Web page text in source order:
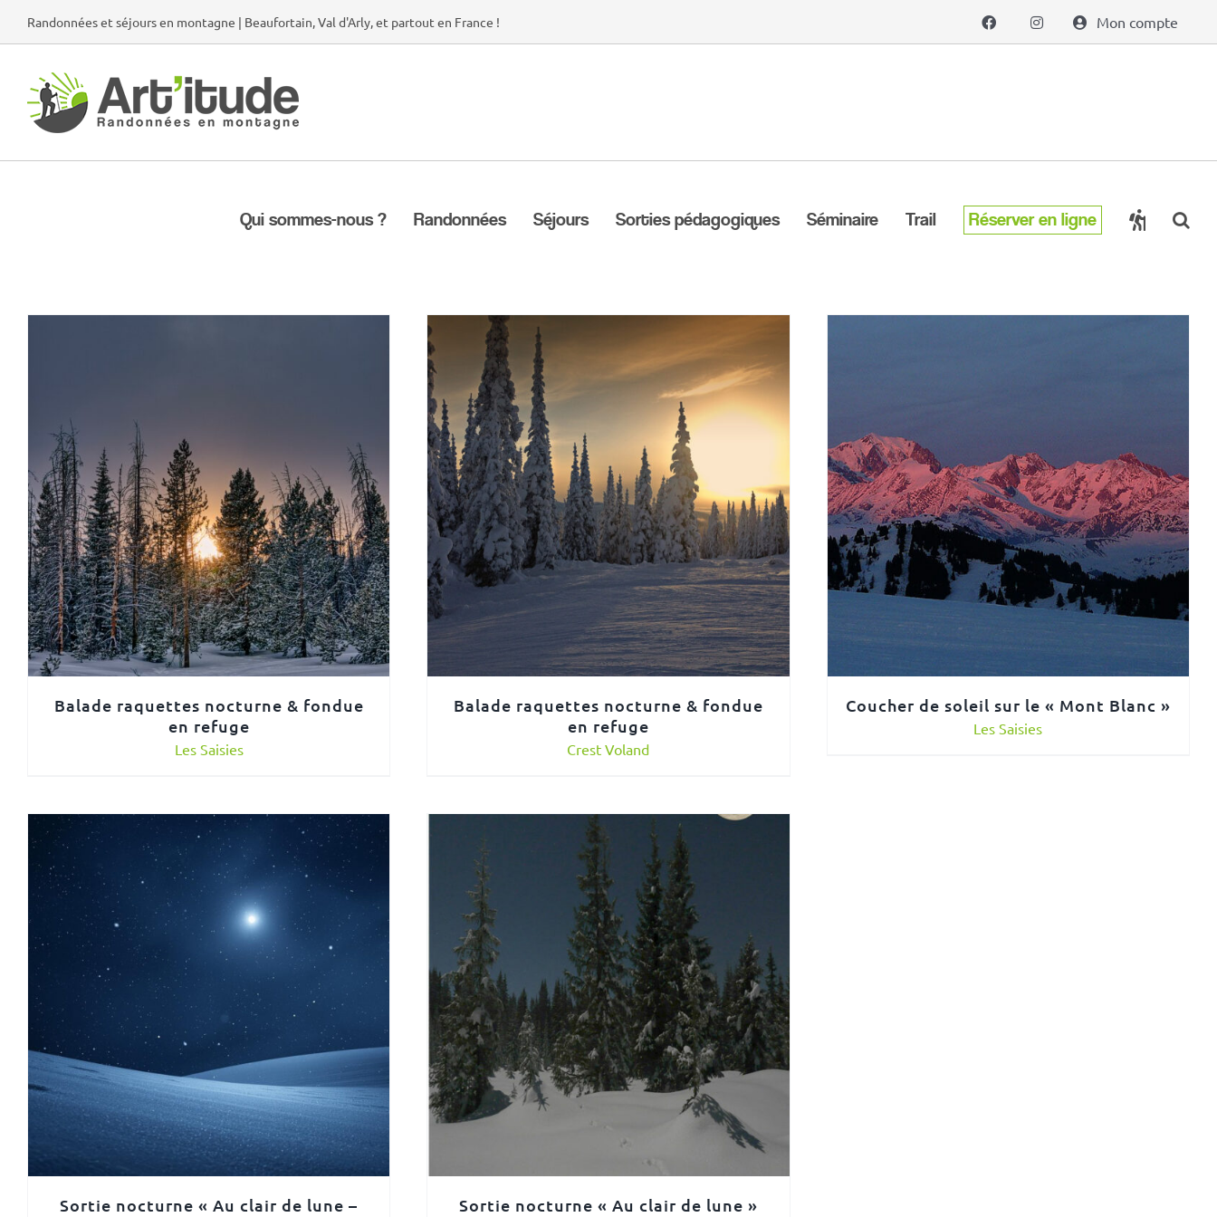
Randonnées et séjours en montagne | Beaufortain, Val d'Arly, et partout en France ! Mon compte
Qui sommes-nous ? Randonnées Séjours Sorties pédagogiques Séminaire Trail Réserver en ligne
Balade raquettes nocturne & fondue
en refuge
Les Saisies
Balade raquettes nocturne & fondue
en refuge
Crest Voland
Coucher de soleil sur le « Mont Blanc »
Les Saisies
Sortie nocturne « Au clair de lune –
Sortie nocturne « Au clair de lune »